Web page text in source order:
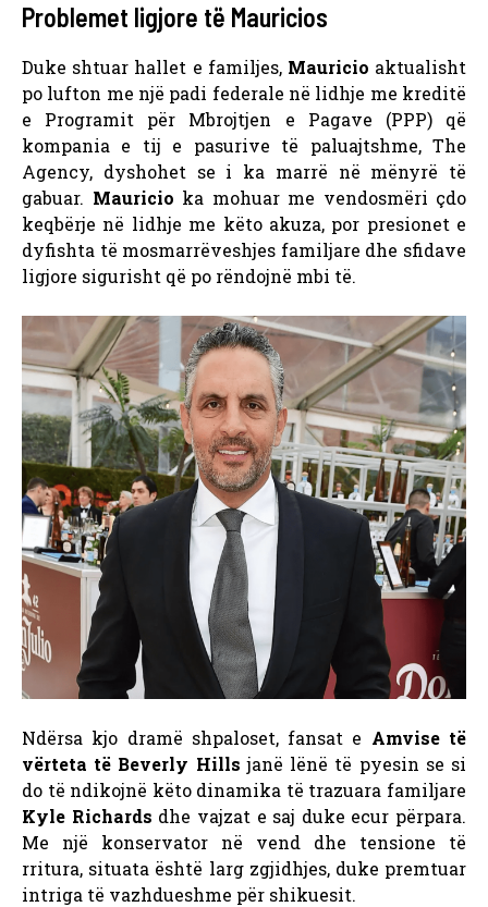
Problemet ligjore të Mauricios
Duke shtuar hallet e familjes, Mauricio aktualisht
po lufton me një padi federale në lidhje me kreditë
e Programit për Mbrojtjen e Pagave (PPP) që
kompania e tij e pasurive të paluajtshme, The
Agency, dyshohet se i ka marrë në mënyrë të
gabuar. Mauricio ka mohuar me vendosmëri çdo
keqbërje në lidhje me këto akuza, por presionet e
dyfishta të mosmarrëveshjes familjare dhe sfidave
ligjore sigurisht që po rëndojnë mbi të.
Ndërsa kjo dramë shpaloset, fansat e Amvise të
vërteta të Beverly Hills janë lënë të pyesin se si
do të ndikojnë këto dinamika të trazuara familjare
Kyle Richards dhe vajzat e saj duke ecur përpara.
Me një konservator në vend dhe tensione të
rritura, situata është larg zgjidhjes, duke premtuar
intriga të vazhdueshme për shikuesit.